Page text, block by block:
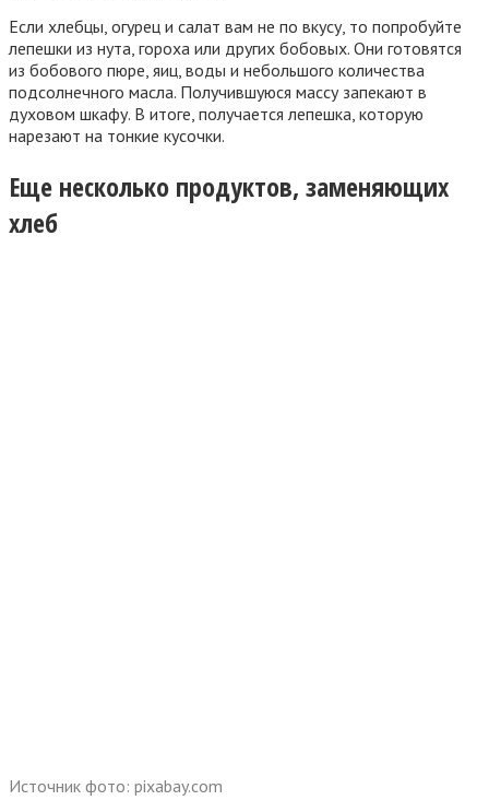
Если хлебцы, огурец и салат вам не по вкусу, то попробуйте
лепешки из нута, гороха или других бобовых. Они готовятся
из бобового пюре, яиц, воды и небольшого количества
подсолнечного масла. Получившуюся массу запекают в
духовом шкафу. В итоге, получается лепешка, которую
нарезают на тонкие кусочки.
Еще несколько продуктов, заменяющих
хлеб
Источник фото: pixabay.com